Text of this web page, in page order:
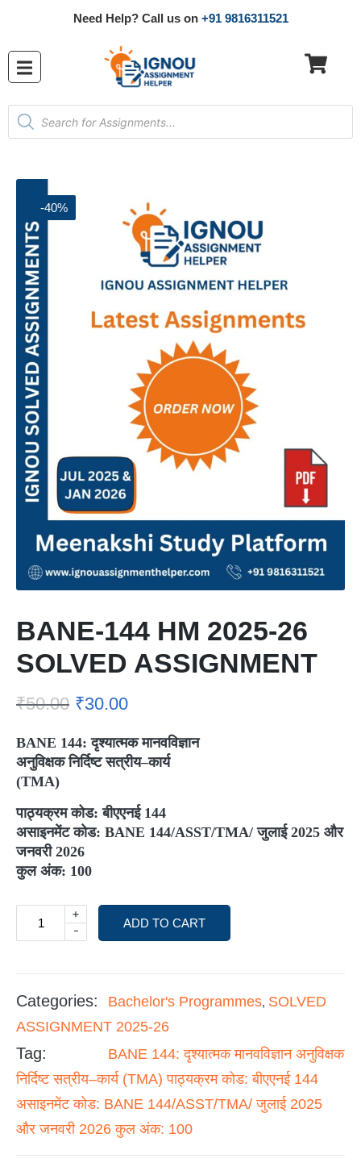
Need Help? Call us on +91 9816311521
-40%
BANE-144 HM 2025-26
SOLVED ASSIGNMENT
₹50.00 ₹30.00
BANE 144:दृश्यात्मक मानवविज्ञान
अनुविक्षक निर्दिष्ट सत्रीय–कार्य
(TMA)
पाठ्यक्रम कोड: बीएएनई 144
असाइनमेंट कोड: BANE 144/ASST/TMA/जुलाई2025 और
जनवरी 2026
कुल अंक: 100
-
+
ADD TO CART
Categories: Bachelor's Programmes, SOLVED
ASSIGNMENT 2025-26
Tag:
BANE 144: दृश्यात्मक मानवविज्ञान अनुविक्षक
निर्दिष्ट सत्रीय–कार्य (TMA) पाठ्यक्रम कोड: बीएएनई 144
असाइनमेंट कोड: BANE 144/ASST/TMA/ जुलाई 2025
और जनवरी 2026 कुल अंक: 100